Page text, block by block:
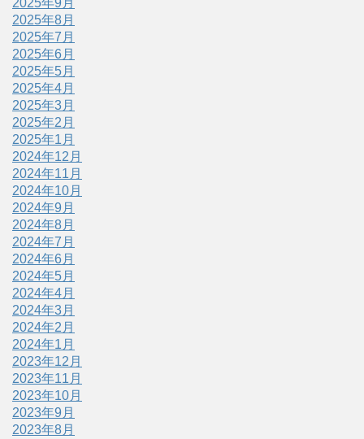
2025年9月
2025年8月
2025年7月
2025年6月
2025年5月
2025年4月
2025年3月
2025年2月
2025年1月
2024年12月
2024年11月
2024年10月
2024年9月
2024年8月
2024年7月
2024年6月
2024年5月
2024年4月
2024年3月
2024年2月
2024年1月
2023年12月
2023年11月
2023年10月
2023年9月
2023年8月